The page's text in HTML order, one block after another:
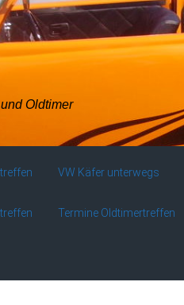
Oldtimer
VW Käfer unterwegs
Termine Oldtimertreffen